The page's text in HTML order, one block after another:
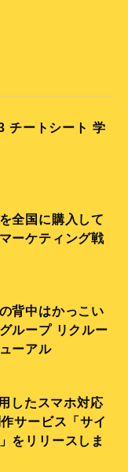
チートシート 学
全国に購入して
ーケティング戦
背中はかっこい
ループ リクルー
ーアル
したスマホ対応
サービス「サイ
をリリースしま